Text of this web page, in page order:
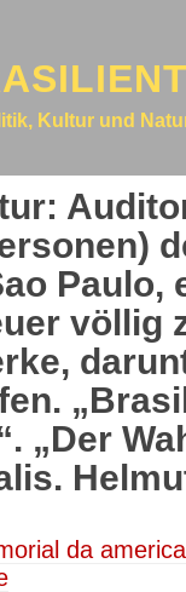
Kultur und
Paulo,
völlig
„Der
da